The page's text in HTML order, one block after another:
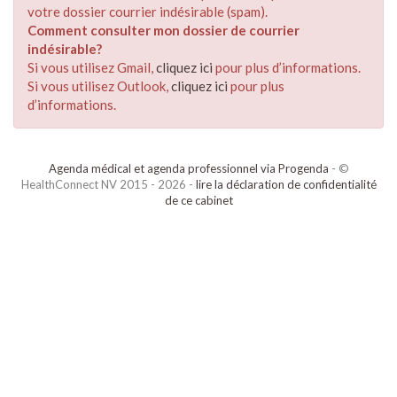
votre dossier courrier indésirable (spam).
Comment consulter mon dossier de courrier
indésirable?
Si vous utilisez Gmail,cliquez ici pour plus d’informations.
Si vous utilisez Outlook,cliquez ici pour plus
d’informations.
Agenda médical et agenda professionnel via Progenda - ©
HealthConnect NV 2015 - 2026 - lire la déclaration de confidentialité
de ce cabinet